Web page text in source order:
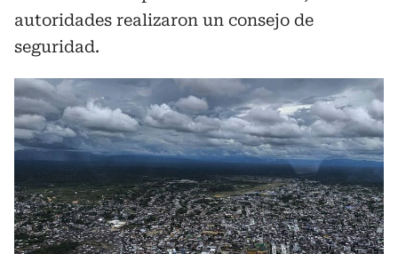
autoridades realizaron un consejo de
seguridad.